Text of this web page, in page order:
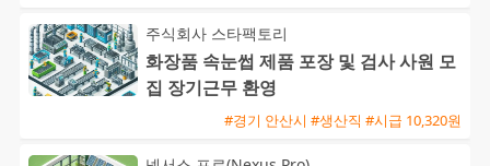
주식회사 스타팩토리
화장품 속눈썹 제품 포장 및 검사 사원 모
집 장기근무 환영
#경기 안산시 #생산직 #시급 10,320원